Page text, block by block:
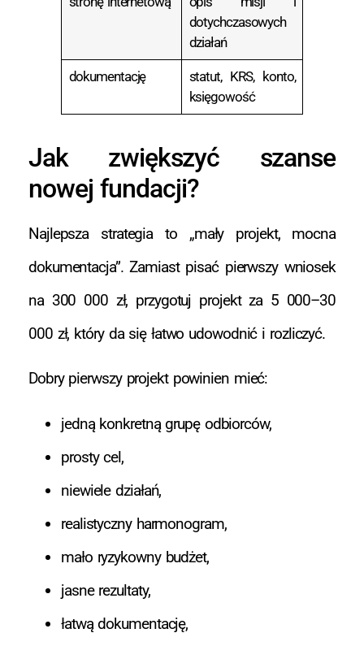
dotychczasowych
działań
dokumentację
statut, KRS, konto,
księgowość
Jak zwiększyć szanse
nowej fundacji?
Najlepsza strategia to „mały projekt, mocna
dokumentacja”. Zamiast pisać pierwszy wniosek
na 300 000 zł, przygotuj projekt za 5 000–30
000 zł, który da się łatwo udowodnić i rozliczyć.
Dobry pierwszy projekt powinien mieć:
jedną konkretną grupę odbiorców,
prosty cel,
niewiele działań,
realistyczny harmonogram,
mało ryzykowny budżet,
jasne rezultaty,
łatwą dokumentację,